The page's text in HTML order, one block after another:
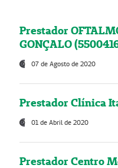
Prestador
GONÇALO
07 de Agosto de 2020
Prestador Clínica
01 de Abril de 2020
Prestador Centro